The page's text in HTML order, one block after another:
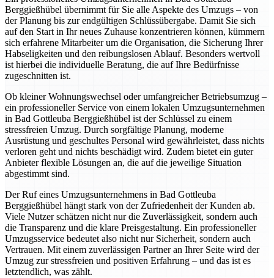
Berggießhübel übernimmt für Sie alle Aspekte des Umzugs – von
der Planung bis zur endgültigen Schlüssübergabe. Damit Sie sich
auf den Start in Ihr neues Zuhause konzentrieren können, kümmern
sich erfahrene Mitarbeiter um die Organisation, die Sicherung Ihrer
Habseligkeiten und den reibungslosen Ablauf. Besonders wertvoll
ist hierbei die individuelle Beratung, die auf Ihre Bedürfnisse
zugeschnitten ist.
Ob kleiner Wohnungswechsel oder umfangreicher Betriebsumzug –
ein professioneller Service von einem lokalen Umzugsunternehmen
in Bad Gottleuba Berggießhübel ist der Schlüssel zu einem
stressfreien Umzug. Durch sorgfältige Planung, moderne
Ausrüstung und geschultes Personal wird gewährleistet, dass nichts
verloren geht und nichts beschädigt wird. Zudem bietet ein guter
Anbieter flexible Lösungen an, die auf die jeweilige Situation
abgestimmt sind.
Der Ruf eines Umzugsunternehmens in Bad Gottleuba
Berggießhübel hängt stark von der Zufriedenheit der Kunden ab.
Viele Nutzer schätzen nicht nur die Zuverlässigkeit, sondern auch
die Transparenz und die klare Preisgestaltung. Ein professioneller
Umzugsservice bedeutet also nicht nur Sicherheit, sondern auch
Vertrauen. Mit einem zuverlässigen Partner an Ihrer Seite wird der
Umzug zur stressfreien und positiven Erfahrung – und das ist es
letztendlich, was zählt.